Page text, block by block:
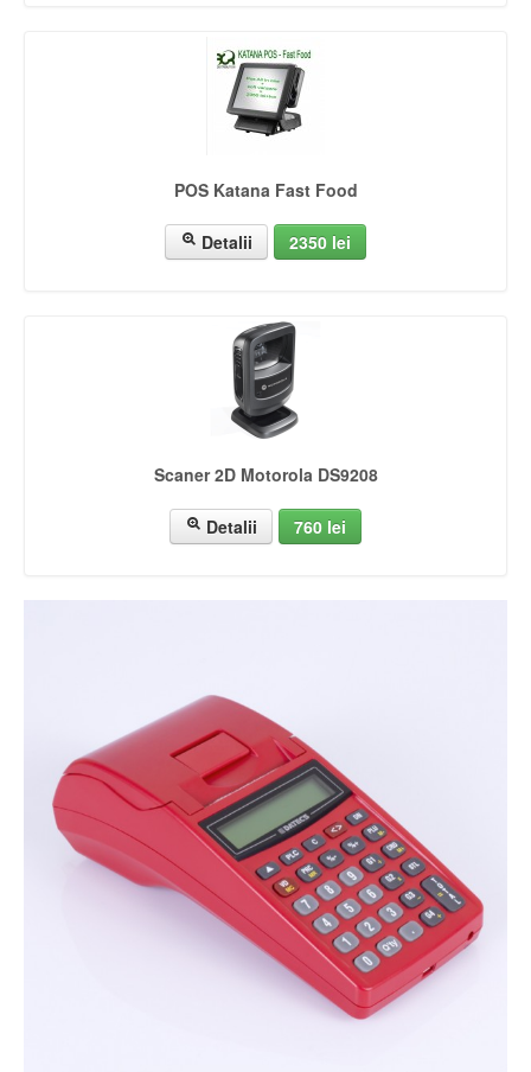
POS Katana Fast Food
Detalii 2350 lei
Scaner 2D Motorola DS9208
Detalii 760 lei